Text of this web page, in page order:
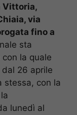
Vittoria,
via
fino a
sta
con la quale
26 aprile
stessa, con la
lunedì al